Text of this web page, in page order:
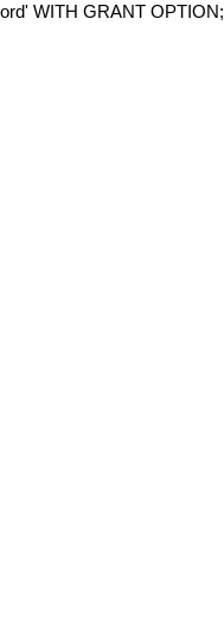
WITH GRANT OPTION;